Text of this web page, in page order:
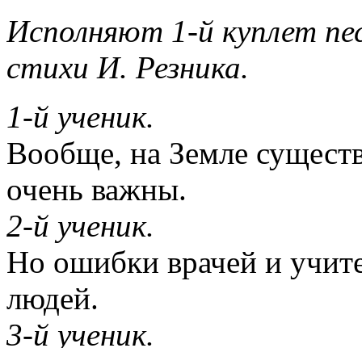
Исполняют 1-й куплет
стихи И. Резника.
1-й ученик.
Вообще, на Земле
очень важны.
2-й ученик.
Но ошибки врачей и
людей.
3-й ученик.